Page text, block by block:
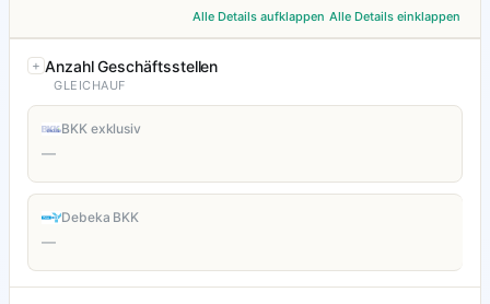
Alle Details aufklappen Alle Details einklappen
Anzahl Geschäftsstellen
GLEICHAUF
BKK exklusiv
—
Debeka BKK
—